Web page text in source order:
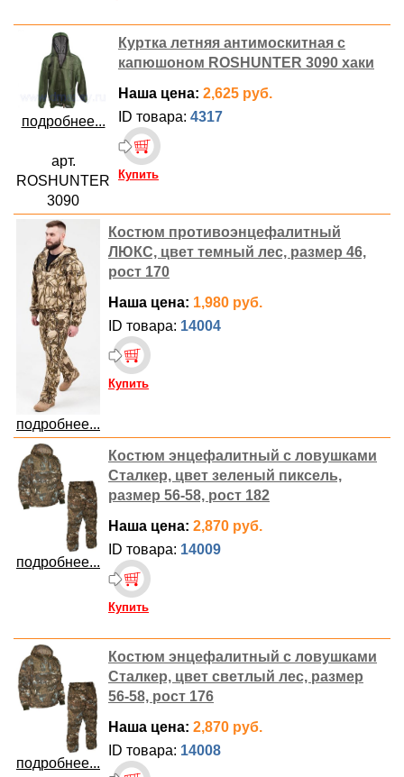
подробнее...
арт.
ROSHUNTER
3090
Куртка летняя антимоскитная с
капюшоном ROSHUNTER 3090 хаки
Наша цена: 2,625 руб.
ID товара: 4317
Купить
подробнее...
Костюм противоэнцефалитный
ЛЮКС, цвет темный лес, размер 46,
рост 170
Наша цена: 1,980 руб.
ID товара: 14004
Купить
подробнее...
Костюм энцефалитный с ловушками
Сталкер, цвет зеленый пиксель,
размер 56-58, рост 182
Наша цена: 2,870 руб.
ID товара: 14009
Купить
подробнее...
Костюм энцефалитный с ловушками
Сталкер, цвет светлый лес, размер
56-58, рост 176
Наша цена: 2,870 руб.
ID товара: 14008